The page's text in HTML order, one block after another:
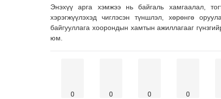
Энэхүү арга хэмжээ нь байгаль хамгаалал,
хэрэгжүүлэхэд чиглэсэн түншлэл, хөрөнгө
байгууллага хоорондын хамтын ажиллагааг
юм.
0 0 0 0